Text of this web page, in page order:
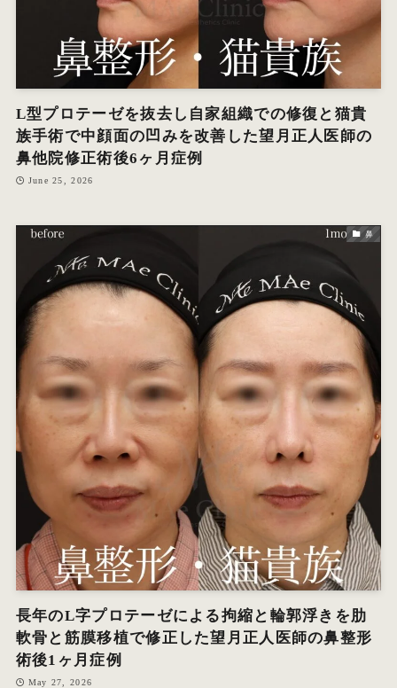
L型プロテーゼを抜去し自家組織での修復と猫貴
族手術で中顔面の凹みを改善した望月正人医師の
鼻他院修正術後6ヶ月症例
June 25, 2026
鼻
長年のL字プロテーゼによる拘縮と輪郭浮きを肋
軟骨と筋膜移植で修正した望月正人医師の鼻整形
術後1ヶ月症例
May 27, 2026